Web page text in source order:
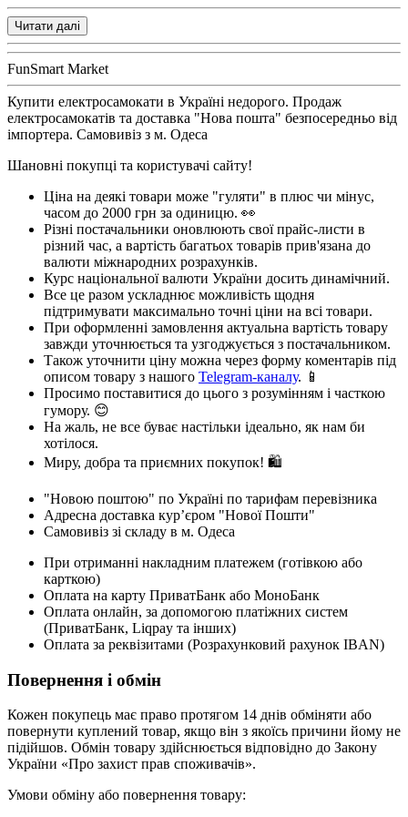
Читати далі
FunSmart Market
Купити електросамокати в Україні недорого. Продаж
електросамокатів та доставка "Нова пошта" безпосередньо від
імпортера. Самовивіз з м. Одеса
Шановні покупці та користувачі сайту!
Ціна на деякі товари може "гуляти" в плюс чи мінус,
часом до 2000 грн за одиницю. 👀
Різні постачальники оновлюють свої прайс-листи в
різний час, а вартість багатьох товарів прив'язана до
валюти міжнародних розрахунків.
Курс національної валюти України досить динамічний.
Все це разом ускладнює можливість щодня
підтримувати максимально точні ціни на всі товари.
При оформленні замовлення актуальна вартість товару
завжди уточнюється та узгоджується з постачальником.
Також уточнити ціну можна через форму коментарів під
описом товару з нашого Telegram-каналу. 📱
Просимо поставитися до цього з розумінням і часткою
гумору. 😊
На жаль, не все буває настільки ідеально, як нам би
хотілося.
Миру, добра та приємних покупок! 🛍️
"Новою поштою" по Україні по тарифам перевізника
Адресна доставка кур’єром "Нової Пошти"
Самовивіз зі складу в м. Одеса
При отриманні накладним платежем (готівкою або
карткою)
Оплата на карту ПриватБанк або МоноБанк
Оплата онлайн, за допомогою платіжних систем
(ПриватБанк, Liqpay та інших)
Оплата за реквізитами (Розрахунковий рахунок IBAN)
Повернення і обмін
Кожен покупець має право протягом 14 днів обміняти або
повернути куплений товар, якщо він з якоїсь причини йому не
підійшов. Обмін товару здійснюється відповідно до Закону
України «Про захист прав споживачів».
Умови обміну або повернення товару: